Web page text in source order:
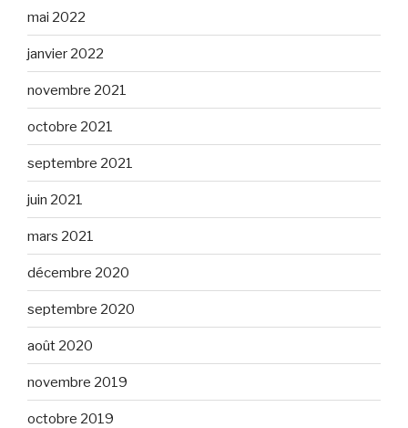
mai 2022
janvier 2022
novembre 2021
octobre 2021
septembre 2021
juin 2021
mars 2021
décembre 2020
septembre 2020
août 2020
novembre 2019
octobre 2019